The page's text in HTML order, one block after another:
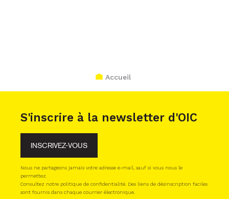
Accueil
S'inscrire à la newsletter d'OIC
INSCRIVEZ-VOUS
Nous ne partageons jamais votre adresse e-mail, sauf si vous nous le
permettez.
Consultez notre politique de confidentialité. Des liens de désinscription faciles
sont fournis dans chaque courrier électronique.